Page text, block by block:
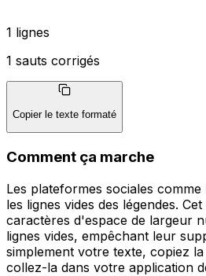
1 lignes
1 sauts corrigés
Copier le texte formaté
Comment ça marche
Les plateformes sociales
les lignes vides des légendes.
caractères d'espace de largeur
lignes vides, empêchant leur
simplement votre texte, copiez
collez-la dans votre application